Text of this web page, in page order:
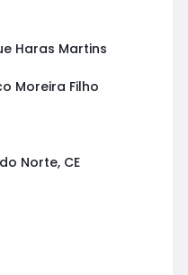
Haras Martins
Moreira Filho
Norte, CE